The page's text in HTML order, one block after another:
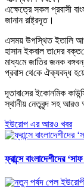
এক্ষেত্রে সকল প্রবাসী
জানান রাষ্ট্রদূত।
এসময় উপ‌স্থিত ইতা‌লি
হাসান ইকবাল তা‌দের
মাধ্য‌মে জা‌তির জন‌ক
প্রবাস থে‌কে ঐক্যবদ্ধ
দূতাবা‌সের ইকোন‌মিক
স্থানীয় নেতৃবৃন্দ সহ আরও
ইউরোপ এর আরও খবর
ফ্রান্সে বাংলাদেশীদের